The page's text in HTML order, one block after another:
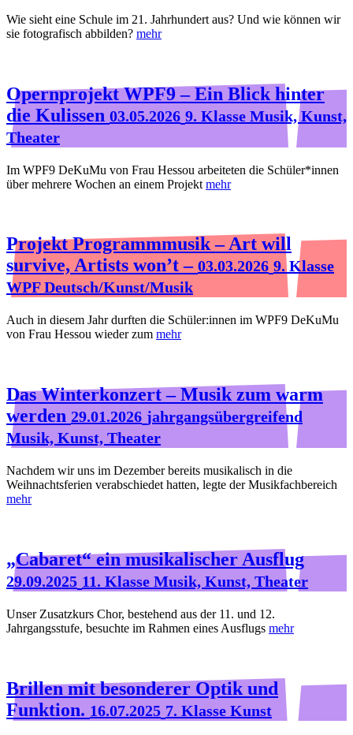
Wie sieht eine Schule im 21. Jahrhundert aus? Und wie können wir
sie fotografisch abbilden? mehr
Opernprojekt WPF9 – Ein Blick hinter
die Kulissen 03.05.2026 9. Klasse Musik, Kunst,
Theater
Im WPF9 DeKuMu von Frau Hessou arbeiteten die Schüler*innen
über mehrere Wochen an einem Projekt mehr
Projekt Programmmusik – Art will
survive, Artists won’t – 03.03.2026 9. Klasse
WPF Deutsch/Kunst/Musik
Auch in diesem Jahr durften die Schüler:innen im WPF9 DeKuMu
von Frau Hessou wieder zum mehr
Das Winterkonzert – Musik zum warm
werden 29.01.2026 jahrgangsübergreifend
Musik, Kunst, Theater
Nachdem wir uns im Dezember bereits musikalisch in die
Weihnachtsferien verabschiedet hatten, legte der Musikfachbereich
mehr
„Cabaret“ ein musikalischer Ausflug
29.09.2025 11. Klasse Musik, Kunst, Theater
Unser Zusatzkurs Chor, bestehend aus der 11. und 12.
Jahrgangsstufe, besuchte im Rahmen eines Ausflugs mehr
Brillen mit besonderer Optik und
Funktion. 16.07.2025 7. Klasse Kunst